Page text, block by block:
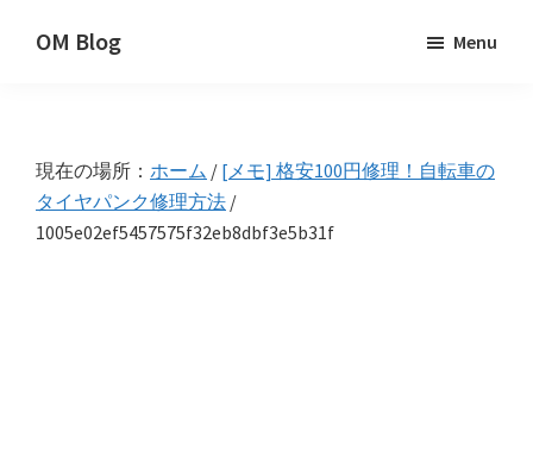
OM Blog Menu
現在の場所： ホーム / [メモ] 格安100円修理！自転車の
タイヤパンク修理方法 /
1005e02ef5457575f32eb8dbf3e5b31f